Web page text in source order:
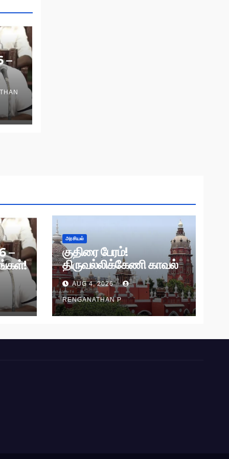
–
–
அரசியல்
குதிரை பேரம்!
திருவல்லிக்கேணி காவல்
நிலைய விசாரணைக்கு
தடை!
AUG 4, 2026
RENGANATHAN P